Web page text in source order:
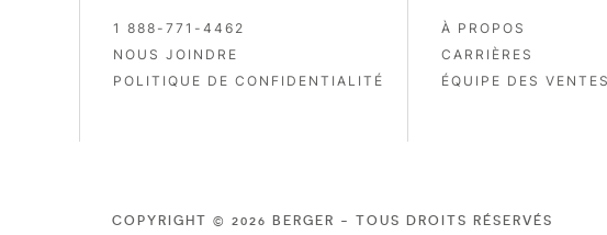
1 888-771-4462
NOUS JOINDRE
POLITIQUE DE CONFIDENTIALITÉ
À PROPOS
CARRIÈRES
ÉQUIPE DES VENTES
COPYRIGHT © 2026 BERGER - TOUS DROITS RÉSERVÉS